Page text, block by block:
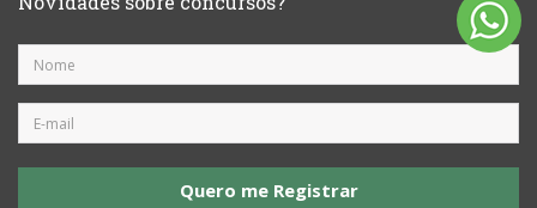
Quero me Registrar